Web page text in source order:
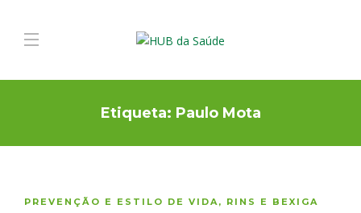
Etiqueta: Paulo Mota
PREVENÇÃO E ESTILO DE VIDA, RINS E BEXIGA